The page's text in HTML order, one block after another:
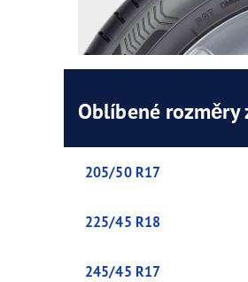
Oblíbené
205/50 R17
225/45 R18
245/45 R17